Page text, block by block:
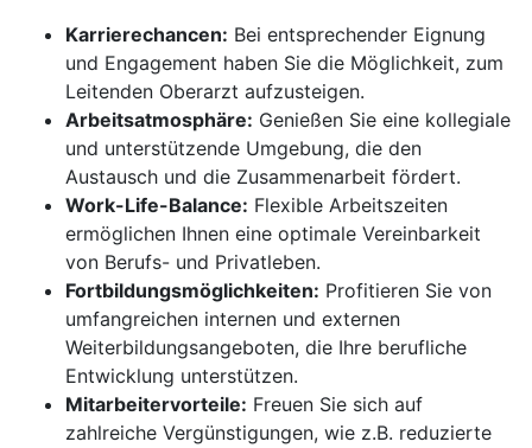
Karrierechancen: Bei entsprechender Eignung
und Engagement haben Sie die Möglichkeit, zum
Leitenden Oberarzt aufzusteigen.
Arbeitsatmosphäre: Genießen Sie eine kollegiale
und unterstützende Umgebung, die den
Austausch und die Zusammenarbeit fördert.
Work-Life-Balance: Flexible Arbeitszeiten
ermöglichen Ihnen eine optimale Vereinbarkeit
von Berufs- und Privatleben.
Fortbildungsmöglichkeiten: Profitieren Sie von
umfangreichen internen und externen
Weiterbildungsangeboten, die Ihre berufliche
Entwicklung unterstützen.
Mitarbeitervorteile: Freuen Sie sich auf
zahlreiche Vergünstigungen, wie z.B. reduzierte